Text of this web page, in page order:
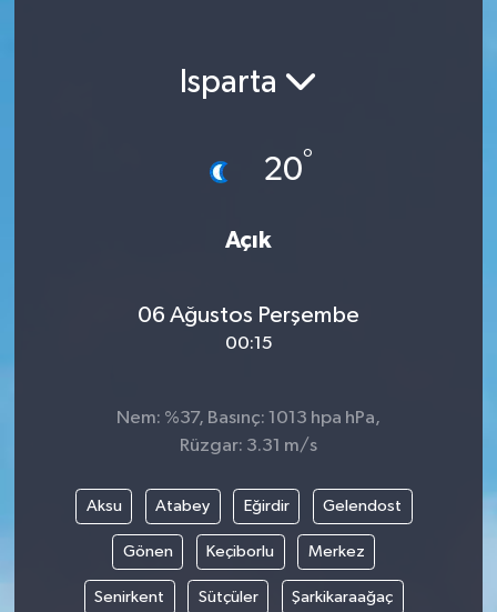
Isparta
20°
Açık
06 Ağustos Perşembe
00:15
Nem: %37, Basınç: 1013 hpa hPa,
Rüzgar: 3.31 m/s
Aksu Atabey Eğirdir Gelendost
Gönen Keçiborlu Merkez
Senirkent Sütçüler Şarkikaraağaç